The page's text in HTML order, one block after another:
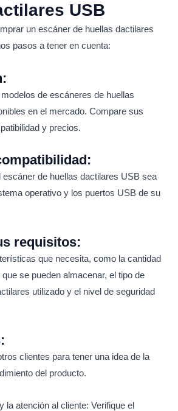
USB
un escáner de huellas dactilares
pasos a tener en cuenta:
de escáneres de huellas
en el mercado. Compare sus
y precios.
escáner de huellas dactilares USB sea
operativo y los puertos USB de su
requisitos:
que necesita, como la cantidad
se pueden almacenar, el tipo de
utilizado y el nivel de seguridad
clientes para tener una idea de la
del producto.
la atención al cliente: Verifique el